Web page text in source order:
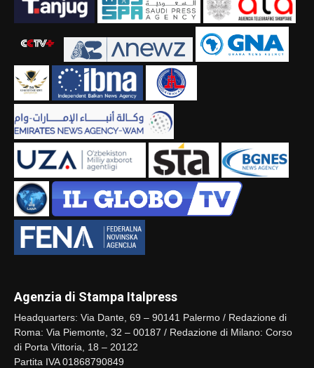
Agenzia di Stampa Italpress
Headquarters: Via Dante, 69 – 90141 Palermo / Redazione di
Roma: Via Piemonte, 32 – 00187 / Redazione di Milano: Corso
di Porta Vittoria, 18 – 20122
Partita IVA 01868790849